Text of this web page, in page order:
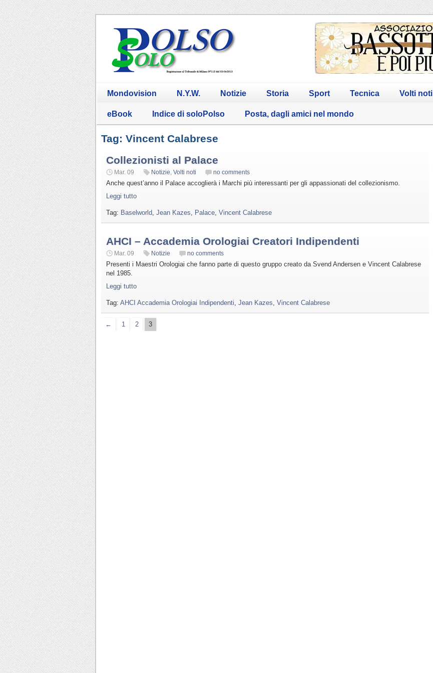
Mondovision N.Y.W. Notizie Storia Sport Tecnica Volti noti
eBook Indice di soloPolso Posta, dagli amici nel mondo
Tag: Vincent Calabrese
Collezionisti al Palace
Mar. 09 Notizie Volti noti no comments
Anche quest’anno il Palace accoglierà i Marchi più interessanti per gli appassionati del collezionismo.
Leggi tutto
Tag: Baselworld Jean Kazes Palace Vincent Calabrese
AHCI – Accademia Orologiai Creatori Indipendenti
Mar. 09 Notizie no comments
Presenti i Maestri Orologiai che fanno parte di questo gruppo creato da Svend Andersen e Vincent Calabrese
nel 1985.
Leggi tutto
Tag: AHCI Accademia Orologiai Indipendenti Jean Kazes Vincent Calabrese
← 1 2 3